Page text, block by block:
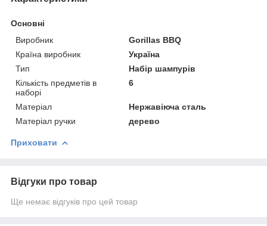
Основні
Виробник
Gorillas BBQ
Країна виробник
Україна
Тип
Набір шампурів
Кількість предметів в
наборі
6
Матеріал
Нержавіюча сталь
Матеріал ручки
дерево
Приховати
Відгуки про товар
Ще немає відгуків про цей товар